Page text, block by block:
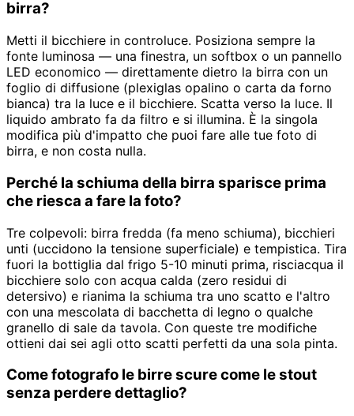
birra?
Metti il bicchiere in controluce. Posiziona sempre la
fonte luminosa — una finestra, un softbox o un pannello
LED economico — direttamente dietro la birra con un
foglio di diffusione (plexiglas opalino o carta da forno
bianca) tra la luce e il bicchiere. Scatta verso la luce. Il
liquido ambrato fa da filtro e si illumina. È la singola
modifica più d'impatto che puoi fare alle tue foto di
birra, e non costa nulla.
Perché la schiuma della birra sparisce prima
che riesca a fare la foto?
Tre colpevoli: birra fredda (fa meno schiuma), bicchieri
unti (uccidono la tensione superficiale) e tempistica. Tira
fuori la bottiglia dal frigo 5-10 minuti prima, risciacqua il
bicchiere solo con acqua calda (zero residui di
detersivo) e rianima la schiuma tra uno scatto e l'altro
con una mescolata di bacchetta di legno o qualche
granello di sale da tavola. Con queste tre modifiche
ottieni dai sei agli otto scatti perfetti da una sola pinta.
Come fotografo le birre scure come le stout
senza perdere dettaglio?